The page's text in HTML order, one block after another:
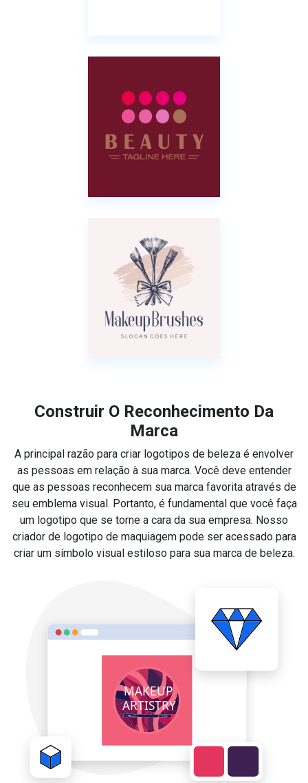
Construir O Reconhecimento Da
Marca
A principal razão para criar logotipos de beleza é envolver
as pessoas em relação à sua marca. Você deve entender
que as pessoas reconhecem sua marca favorita através de
seu emblema visual. Portanto, é fundamental que você faça
um logotipo que se torne a cara da sua empresa. Nosso
criador de logotipo de maquiagem pode ser acessado para
criar um símbolo visual estiloso para sua marca de beleza.